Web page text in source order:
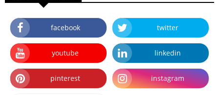
facebook twitter
youtube linkedin
pinterest instagram